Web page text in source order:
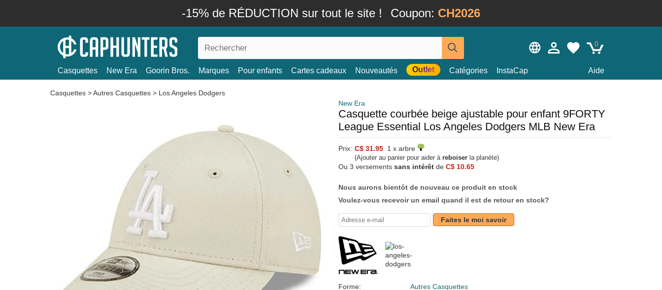
-15% de RÉDUCTION sur tout le site ! Coupon: CH2026
0
Casquettes New Era Goorin Bros. Marques Pour enfants Cartes cadeaux Nouveautés Outlet Catégories InstaCap Aide
Casquettes >Autres Casquettes > Los Angeles Dodgers
New Era
Casquette courbée beige ajustable pour enfant 9FORTY
League Essential Los Angeles Dodgers MLB New Era
Prix: C$ 31.95 1 x arbre
(Ajouter au panier pour aider à reboiser la planète)
Ou 3 versements sans intérêt de C$ 10.65
Nous aurons bientôt de nouveau ce produit en stock
Voulez-vous recevoir un email quand il est de retour en stock?
Faites le moi savoir
Forme:
Autres Casquettes